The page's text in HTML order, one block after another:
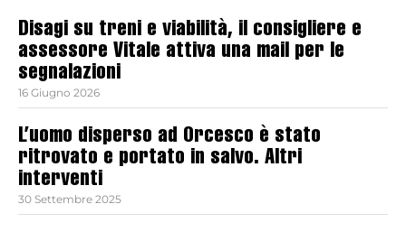
Disagi su treni e viabilità, il consigliere e
assessore Vitale attiva una mail per le
segnalazioni
16 Giugno 2026
L’uomo disperso ad Orcesco è stato
ritrovato e portato in salvo. Altri
interventi
30 Settembre 2025